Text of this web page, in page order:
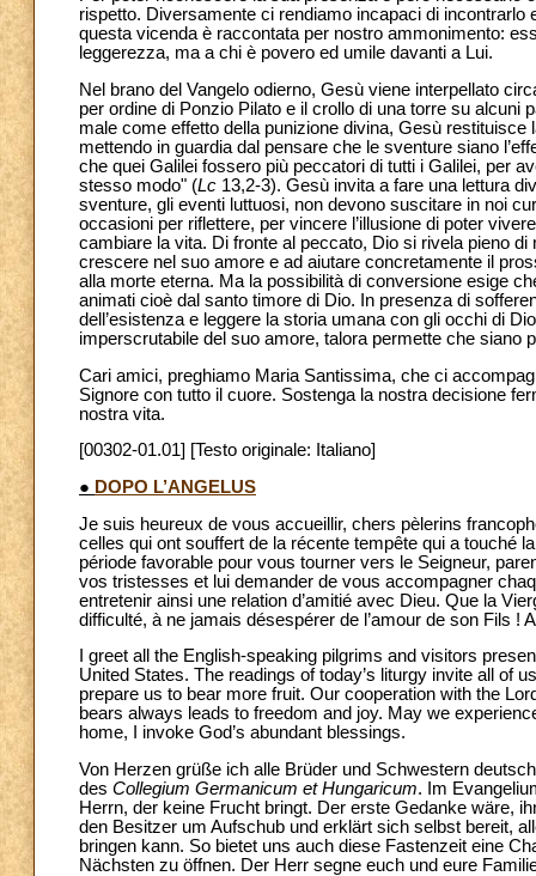
rispetto. Diversamente ci rendiamo incapaci di incontrarlo
questa vicenda è raccontata per nostro ammonimento:
leggerezza, ma a chi è povero ed umile davanti a Lui.
Nel brano del Vangelo odierno, Gesù viene interpellato
per ordine di Ponzio Pilato e il crollo di una torre su alcuni
male come effetto della punizione divina, Gesù
mettendo in guardia dal pensare che le sventure siano
che quei Galilei fossero più peccatori di tutti i Galilei, per
stesso modo" (Lc 13,2-3). Gesù invita a fare una lettura
sventure, gli eventi luttuosi, non devono suscitare in noi
occasioni per riflettere, per vincere l’illusione di poter
cambiare la vita. Di fronte al peccato, Dio si rivela pieno
crescere nel suo amore e ad aiutare concretamente il
alla morte eterna. Ma la possibilità di conversione esige
animati cioè dal santo timore di Dio. In presenza di
dell’esistenza e leggere la storia umana con gli occhi di
imperscrutabile del suo amore, talora permette che siano
Cari amici, preghiamo Maria Santissima, che ci
Signore con tutto il cuore. Sostenga la nostra decisione
nostra vita.
[00302-01.01] [Testo originale: Italiano]
● DOPO L’ANGELUS
Je suis heureux de vous accueillir, chers pèlerins
celles qui ont souffert de la récente tempête qui a touché
période favorable pour vous tourner vers le Seigneur,
vos tristesses et lui demander de vous accompagner
entretenir ainsi une relation d’amitié avec Dieu. Que la
difficulté, à ne jamais désespérer de l’amour de son Fils !
I greet all the English-speaking pilgrims and visitors
United States. The readings of today’s liturgy invite all of
prepare us to bear more fruit. Our cooperation with the
bears always leads to freedom and joy. May we
home, I invoke God’s abundant blessings.
Von Herzen grüße ich alle Brüder und Schwestern
des Collegium Germanicum et Hungaricum. Im
Herrn, der keine Frucht bringt. Der erste Gedanke wäre,
den Besitzer um Aufschub und erklärt sich selbst bereit,
bringen kann. So bietet uns auch diese Fastenzeit eine
Nächsten zu öffnen. Der Herr segne euch und eure